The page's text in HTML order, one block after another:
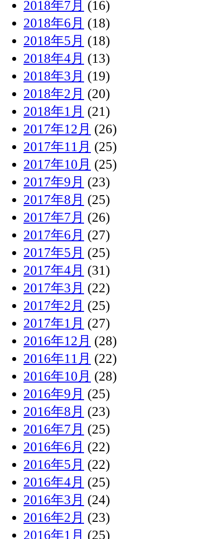
2018年7月 (16)
2018年6月 (18)
2018年5月 (18)
2018年4月 (13)
2018年3月 (19)
2018年2月 (20)
2018年1月 (21)
2017年12月 (26)
2017年11月 (25)
2017年10月 (25)
2017年9月 (23)
2017年8月 (25)
2017年7月 (26)
2017年6月 (27)
2017年5月 (25)
2017年4月 (31)
2017年3月 (22)
2017年2月 (25)
2017年1月 (27)
2016年12月 (28)
2016年11月 (22)
2016年10月 (28)
2016年9月 (25)
2016年8月 (23)
2016年7月 (25)
2016年6月 (22)
2016年5月 (22)
2016年4月 (25)
2016年3月 (24)
2016年2月 (23)
2016年1月 (25)